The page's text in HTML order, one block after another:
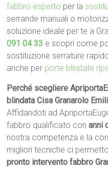
fabbro esperto per la
serrande manuali o
soluzione ideale per te a
091 04 33 e scopri come
sostituzione serrature
anche per porte blindate
Perché scegliere
blindata Cisa Granarolo
Affidandoti ad
fabbro qualificato conanni
nostra competenza e la
migliori tecniche ci
pronto intervento fabbro